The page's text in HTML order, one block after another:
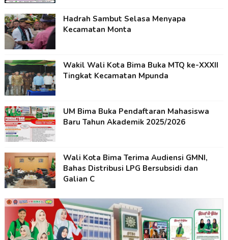
Hadrah Sambut Selasa Menyapa
Kecamatan Monta
Wakil Wali Kota Bima Buka MTQ ke-XXXII
Tingkat Kecamatan Mpunda
UM Bima Buka Pendaftaran Mahasiswa
Baru Tahun Akademik 2025/2026
Wali Kota Bima Terima Audiensi GMNI,
Bahas Distribusi LPG Bersubsidi dan
Galian C